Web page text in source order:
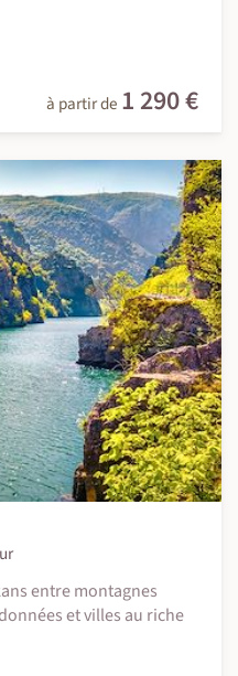
à partir de 1 290 €
entre montagnes
et villes au riche